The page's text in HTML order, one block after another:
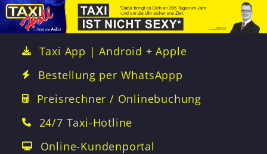
Taxi App | Android + Apple
Bestellung per WhatsAppp
Preisrechner / Onlinebuchung
24/7 Taxi-Hotline
Online-Kundenportal